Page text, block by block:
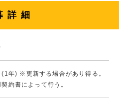
詳細
年) ※更新する場合があり得る。
約書によって行う。